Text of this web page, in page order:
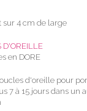
sur 4 cm de large
D'OREILLE
en DORE
d'oreille pour
7 à 15 jours dans un